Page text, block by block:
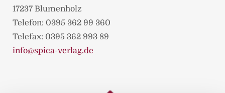
17237 Blumenholz
Telefon: 0395 362 99 360
Telefax: 0395 362 993 89
info@spica-verlag.de